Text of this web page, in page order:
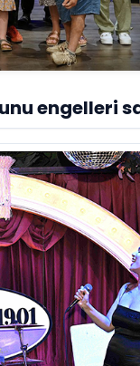
engelleri